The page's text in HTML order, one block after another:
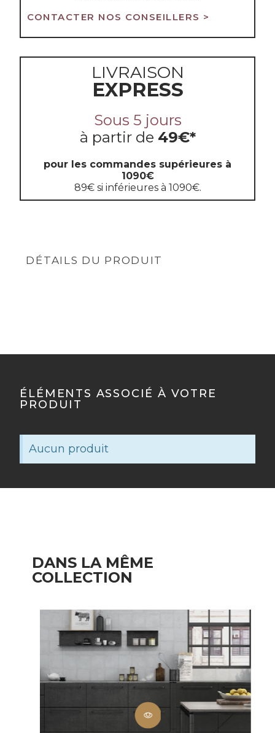
CONTACTER NOS CONSEILLERS >
LIVRAISON
EXPRESS
Sous 5 jours
à partir de 49€*
pour les commandes supérieures à
1090€
89€ si inférieures à 1090€.
DÉTAILS DU PRODUIT
ÉLÉMENTS ASSOCIÉ À VOTRE
PRODUIT
Aucun produit
DANS LA MÊME
COLLECTION